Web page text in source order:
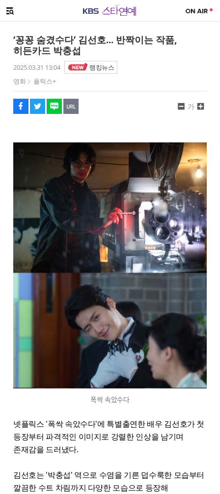
메뉴 열기
‘꽁꽁 숨겼수다’ 김선호... 반짝이는 작품,
히든카드 박충섭
2025.03.31 13:04
랭킹뉴스
영화
플릭스+
페이스북
트위터
네이버
URL복사
글씨 작게보기
가
글씨 크게보기
폭싹 속았수다
넷플릭스 '폭싹 속았수다'에 특별출연한 배우 김선호가 첫
등장부터 파격적인 이미지로 강렬한 인상을 남기며
존재감을 드러냈다.
김선호는 '박충섭' 역으로 수염을 기른 덥수룩한 모습부터
깔끔한 수트 차림까지 다양한 모습으로 등장해
해시태그